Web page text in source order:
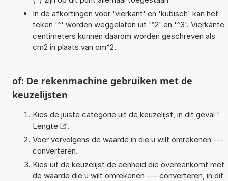
In de afkortingen voor 'vierkant' en 'kubisch' kan het
teken '^' worden weggelaten uit '^2' en '^3'. Vierkante
centimeters kunnen daarom worden geschreven als
cm2 in plaats van cm^2.
of: De rekenmachine gebruiken met de
keuzelijsten
Kies de juiste categorie uit de keuzelijst, in dit geval '
Lengte
'.
Voer vervolgens de waarde in die u wilt omrekenen ---
converteren.
Kies uit de keuzelijst de eenheid die overeenkomt met
de waarde die u wilt omrekenen --- converteren, in dit